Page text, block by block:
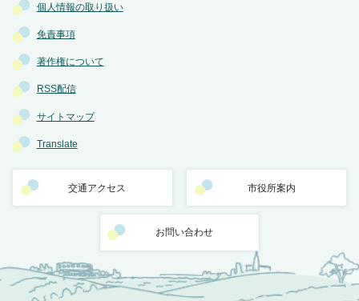
個人情報の取り扱い
免責事項
著作権について
RSS配信
サイトマップ
Translate
交通アクセス 市役所案内
お問い合わせ